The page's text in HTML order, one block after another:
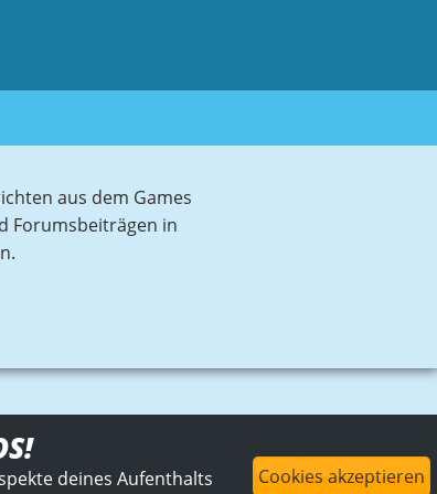
aus dem Games
Forumsbeiträgen in
deines Aufenthalts Cookies akzeptieren